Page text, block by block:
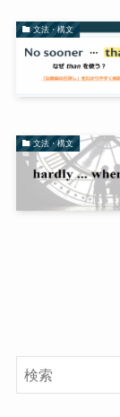
文法・構文
文法・構文